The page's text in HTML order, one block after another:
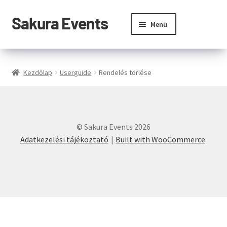
Ugrás
a
Kilépés
a
Sakura Events Menü
Jegyvásárlás
Instruktorok
Kapcsolat
Kezdőlap Userguide Rendelés törlése
© Sakura Events 2026
Adatkezelési tájékoztató
Built with WooCommerce.